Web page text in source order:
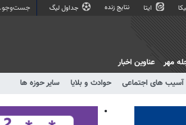
ایتا نتایج زنده جداول لیگ
آسیب های اجتماعی حوادث و بلایا سایر حوزه ها
مهر عناوین اخبار